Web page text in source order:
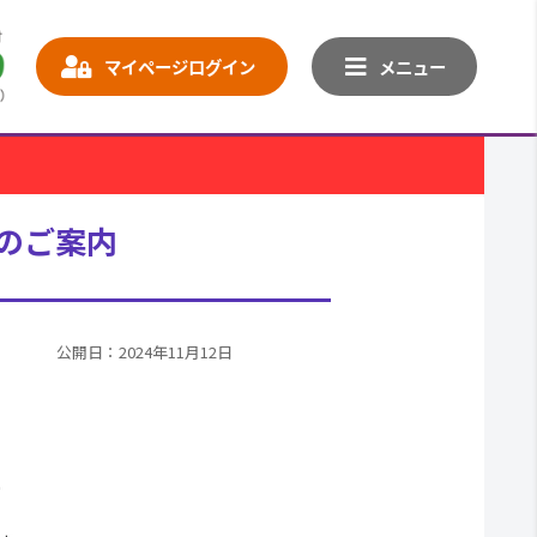
マイページログイン メニュー
ご案内
公開日：2024年11月12日